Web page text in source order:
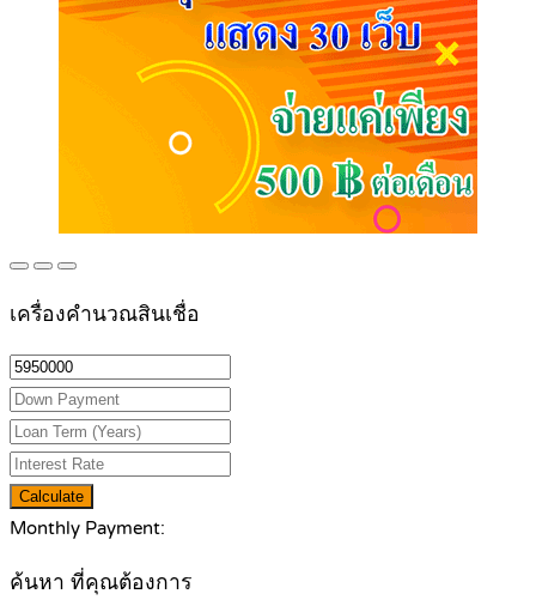
เครื่องคำนวณสินเชื่อ
Calculate
Monthly Payment:
ค้นหา ที่คุณต้องการ